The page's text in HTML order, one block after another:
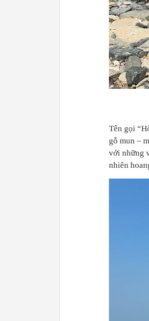
Tên gọi
gỗ mun –
với những
nhiên